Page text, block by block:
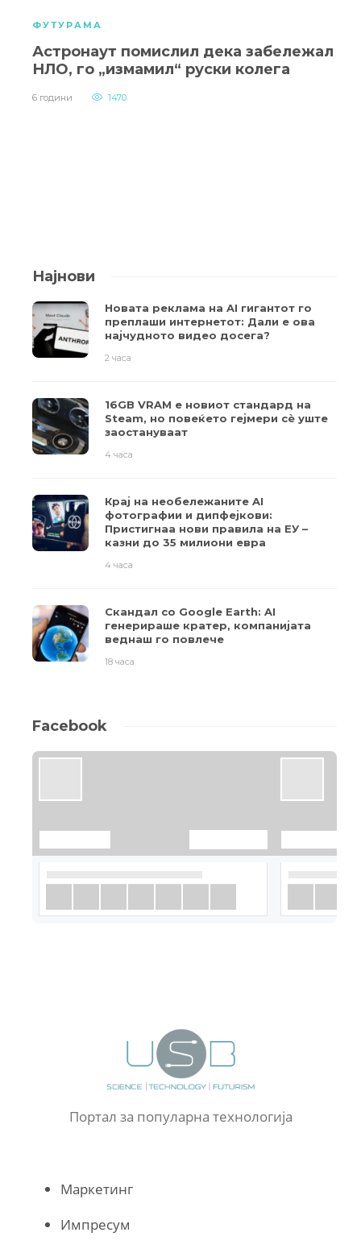
ФУТУРАМА
Астронаут помислил дека забележал
НЛО, го „измамил“ руски колега
6 години 1470
Најнови
Новата реклама на AI гигантот го
преплаши интернетот: Дали е ова
најчудното видео досега?
2 часа
16GB VRAM е новиот стандард на
Steam, но повеќето гејмери ​​сè уште
заостануваат
4 часа
Крај на необележаните AI
фотографии и дипфејкови:
Пристигнаа нови правила на ЕУ –
казни до 35 милиони евра
4 часа
Скандал со Google Earth: AI
генерираше кратер, компанијата
веднаш го повлече
18 часа
Facebook
Портал за популарна технологија
Маркетинг
Импресум